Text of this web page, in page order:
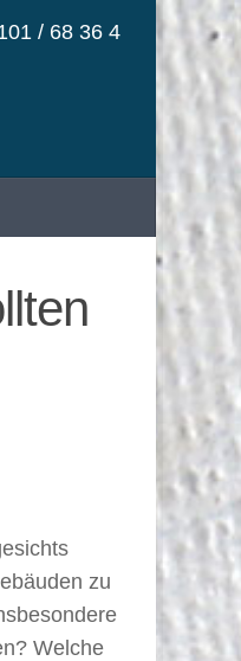
/ 68 36 4
zu
Welche